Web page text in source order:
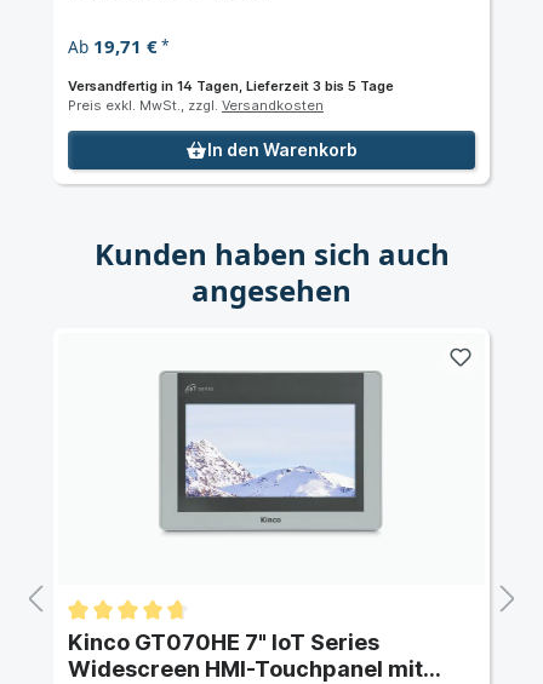
Ab 19,71 €*
Versandfertig in 14 Tagen, Lieferzeit 3 bis 5 Tage
Preis exkl. MwSt., zzgl. Versandkosten
In den Warenkorb
Kunden haben sich auch
angesehen
Kinco GT070HE 7" IoT Series
Widescreen HMI-Touchpanel mit